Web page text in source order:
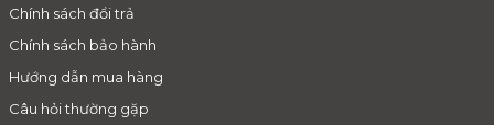
Chính sách đổi trả
Chính sách bảo hành
Hướng dẫn mua hàng
Câu hỏi thường gặp